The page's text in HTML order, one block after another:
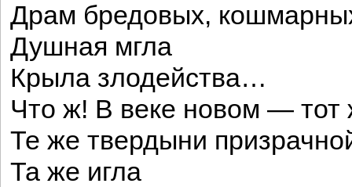
Драм бредовых,
Душная мгла
Крыла злодейства…
Что ж! В веке новом — тот
Те же твердыни
Та же игла